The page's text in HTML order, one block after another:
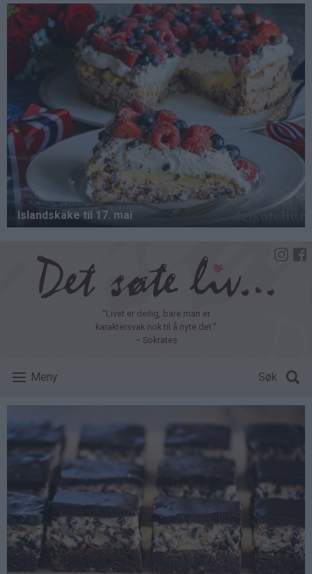
Hopp
hovedinnhold
"Livet er deilig, bare man er
karaktersvak nok til å nyte det."
– Sokrates
Meny Søk